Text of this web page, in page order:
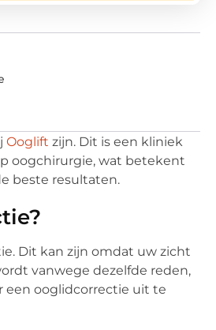
Ooglift zijn. Dit is een kliniek
oogchirurgie, wat betekent
beste resultaten.
Dit kan zijn omdat uw zicht
vanwege dezelfde reden,
ooglidcorrectie uit te